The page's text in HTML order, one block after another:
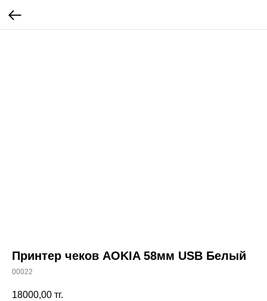
Принтер чеков AOKIA 58мм USB Белый
00022
18000,00 тг.